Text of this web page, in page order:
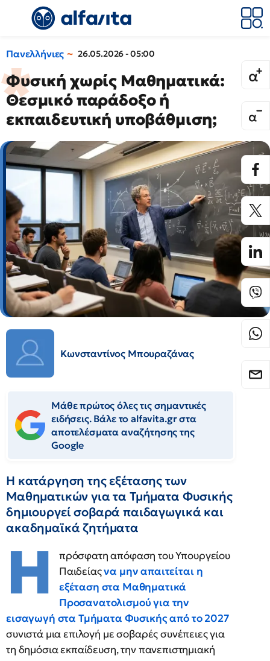
Πανελλήνιες 26.05.2026 - 05:00
Φυσική χωρίς Μαθηματικά:
Θεσμικό παράδοξο ή
εκπαιδευτική υποβάθμιση;
Κωνσταντίνος Μπουραζάνας
Μάθε πρώτος όλες τις σημαντικές
ειδήσεις. Βάλε το alfavita.gr στα
αποτελέσματα αναζήτησης της
Google
Η κατάργηση της εξέτασης των
Μαθηματικών για τα Τμήματα Φυσικής
δημιουργεί σοβαρά παιδαγωγικά και
ακαδημαϊκά ζητήματα
Η
πρόσφατη απόφαση του Υπουργείου
Παιδείαςνα μην απαιτείται η
εξέταση στα Μαθηματικά
Προσανατολισμού για την
εισαγωγή στα Τμήματα Φυσικής από το 2027
συνιστά μια επιλογή με σοβαρές συνέπειες για
τη δημόσια εκπαίδευση, την πανεπιστημιακή